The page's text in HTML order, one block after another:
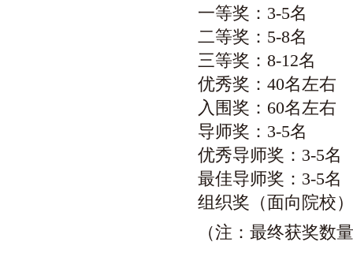
一等奖：3-5名
二等奖：5-8名
三等奖：8-12名
优秀奖：40名
入围奖：60名
导师奖：3-5
优秀导师奖：3-5
最佳导师奖：3-
组织奖（面向院校
（注：最终获奖数